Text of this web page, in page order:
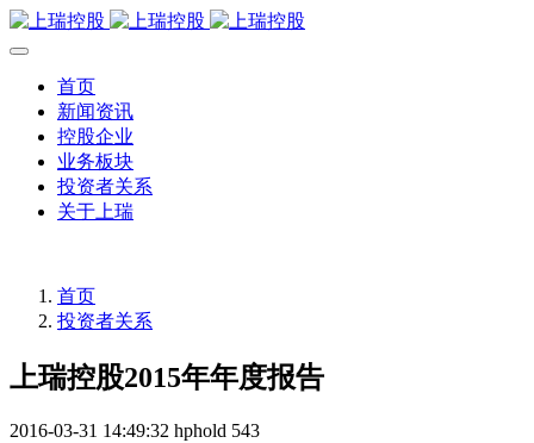
首页
新闻资讯
控股企业
业务板块
投资者关系
关于上瑞
首页
投资者关系
上瑞控股2015年年度报告
2016-03-31 14:49:32 hphold 543